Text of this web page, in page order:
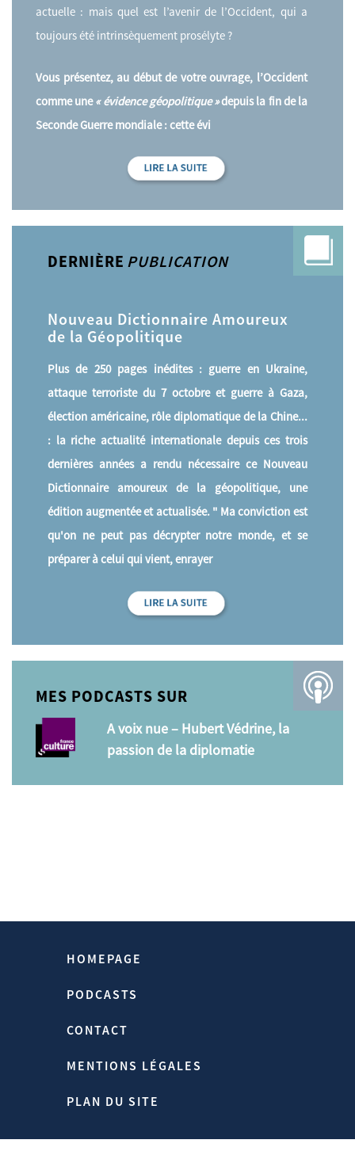
actuelle : mais quel est l’avenir de l’Occident, qui a
toujours été intrinsèquement prosélyte ?
Vous présentez, au début de votre ouvrage, l’Occident
comme une« évidence géopolitique »depuis la fin de la
Seconde Guerre mondiale : cette évi
DERNIÈRE PUBLICATION
Nouveau Dictionnaire Amoureux
de la Géopolitique
Plus de 250 pages inédites : guerre en Ukraine,
attaque terroriste du 7 octobre et guerre à Gaza,
élection américaine, rôle diplomatique de la Chine...
: la riche actualité internationale depuis ces trois
dernières années a rendu nécessaire ce Nouveau
Dictionnaire amoureux de la géopolitique, une
édition augmentée et actualisée. " Ma conviction est
qu'on ne peut pas décrypter notre monde, et se
préparer à celui qui vient, enrayer
MES PODCASTS SUR
A voix nue – Hubert Védrine, la
passion de la diplomatie
HOMEPAGE
PODCASTS
CONTACT
MENTIONS LÉGALES
PLAN DU SITE